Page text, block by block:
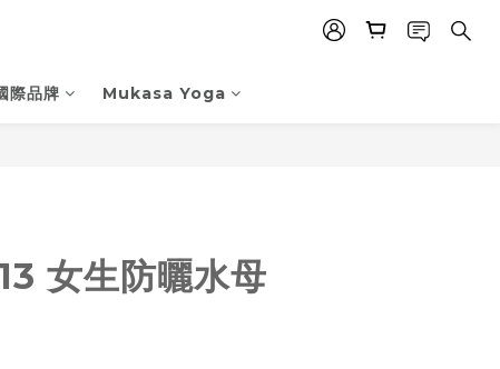
際品牌 Mukasa Yoga
女生防曬水母